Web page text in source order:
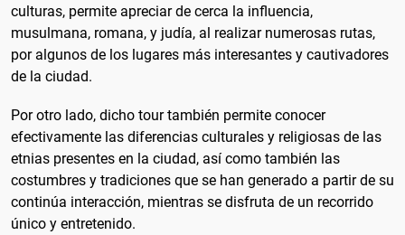
culturas, permite apreciar de cerca la influencia,
musulmana, romana, y judía, al realizar numerosas rutas,
por algunos de los lugares más interesantes y cautivadores
de la ciudad.
Por otro lado, dicho tour también permite conocer
efectivamente las diferencias culturales y religiosas de las
etnias presentes en la ciudad, así como también las
costumbres y tradiciones que se han generado a partir de su
continúa interacción, mientras se disfruta de un recorrido
único y entretenido.